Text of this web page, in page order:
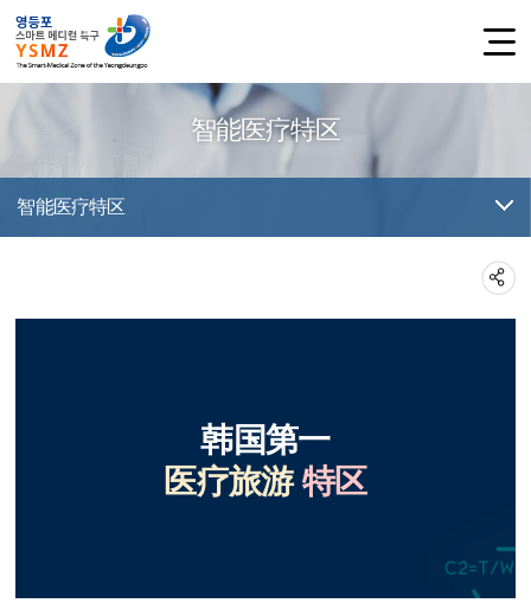
智能医疗特区
智能医疗特区
韩国第一
医疗旅游 特区